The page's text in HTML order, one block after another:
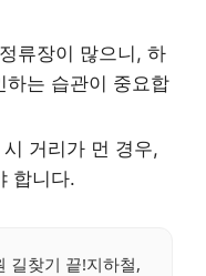
류장이 많으니, 하
하는 습관이 중요합
거리가 먼 경우,
합니다.
길찾기 끝!지하철,